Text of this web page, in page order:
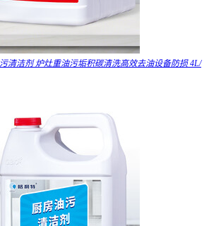
清洁剂 炉灶重油污垢积碳清洗高效去油设备防损 4L/